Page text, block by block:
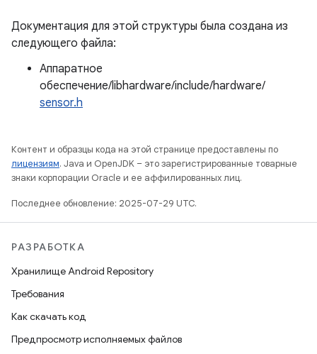
Документация для этой структуры была создана из
следующего файла:
Аппаратное
обеспечение/libhardware/include/hardware/
sensor.h
Контент и образцы кода на этой странице предоставлены по
лицензиям. Java и OpenJDK – это зарегистрированные товарные
знаки корпорации Oracle и ее аффилированных лиц.
Последнее обновление: 2025-07-29 UTC.
РАЗРАБОТКА
Хранилище Android Repository
Требования
Как скачать код
Предпросмотр исполняемых файлов